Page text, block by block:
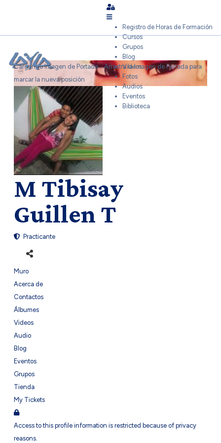
Sign In
Registro de Horas de Formación
Cursos
Grupos
Blog
Videos
Fotos
Audios
Eventos
Biblioteca
Cargando Imagen de Portada... Arrastra la Imagen de Portada para
marcar la nueva posición
M Tibisay
Guillen T
Practicante
Muro
Acerca de
Contactos
Álbumes
Videos
Audio
Blog
Eventos
Grupos
Tienda
My Tickets
Access to this profile information is restricted because of privacy
reasons.